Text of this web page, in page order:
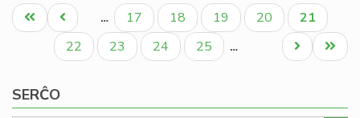
en
Pagination
Unua
paĝo
Antaŭa
paĝo
… Paĝo
17 Paĝo
18 Paĝo
19 Paĝo
20
Aktuala
paĝo
21
Paĝo
22 Paĝo
23 Paĝo
24 Paĝo
25 …
Last
page
Next
page
SERĈO